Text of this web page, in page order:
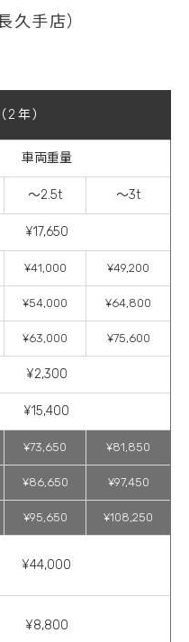
久手店）
2年）
車両重量
～2.5t ～3t
¥17,650
¥41,000 ¥49,200
¥54,000 ¥64,800
¥63,000 ¥75,600
¥2,300
¥15,400
¥73,650 ¥81,850
¥86,650 ¥97,450
¥95,650 ¥108,250
¥44,000
¥8,800